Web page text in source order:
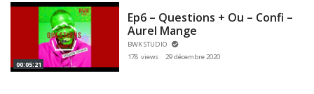
00:05:21
Ep6 – Questions + Ou – Confi –
Aurel Mange
BWK STUDIO
178 views
29 décembre 2020